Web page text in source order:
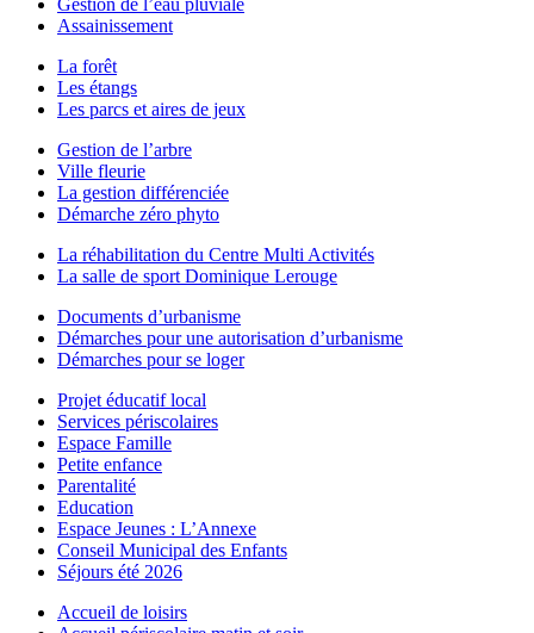
Assainissement
La forêt
Les étangs
Les parcs et aires de jeux
Gestion de l’arbre
Ville fleurie
La gestion différenciée
Démarche zéro phyto
La réhabilitation du Centre Multi Activités
La salle de sport Dominique Lerouge
Documents d’urbanisme
Démarches pour une autorisation d’urbanisme
Démarches pour se loger
Projet éducatif local
Services périscolaires
Espace Famille
Petite enfance
Parentalité
Education
Espace Jeunes : L’Annexe
Conseil Municipal des Enfants
Séjours été 2026
Accueil de loisirs